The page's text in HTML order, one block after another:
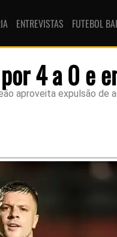
ENTREVISTAS FUTEBOL
4 a 0 e
aproveita expulsão de